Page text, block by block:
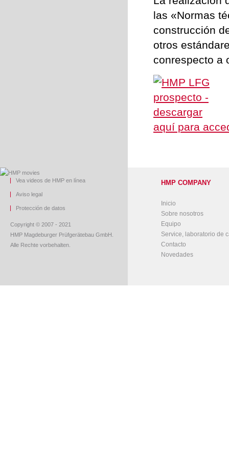
las «Normas
construcción
otros
conrespecto a
aquí para
Vea videos de HMP en línea
Aviso legal
Protección de datos
Copyright © 2007 - 2021
HMP Magdeburger Prüfgerätebau GmbH.
Alle Rechte vorbehalten.
HMP COMPANY
Inicio
Sobre nosotros
Equipo
Service, laboratorio de
Contacto
Novedades